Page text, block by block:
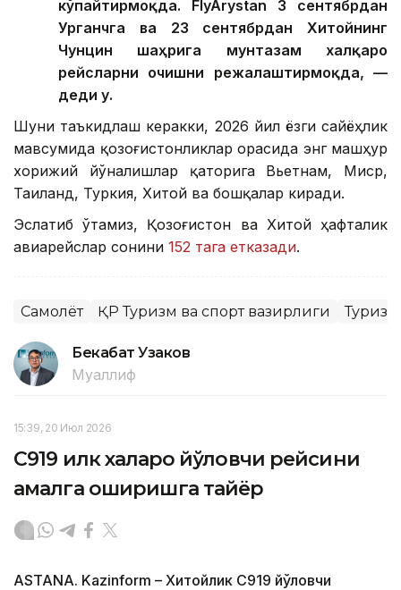
кўпайтирмоқда. FlyArystan 3 сентябрдан
Урганчга ва 23 сентябрдан Хитойнинг
Чунцин шаҳрига мунтазам халқаро
рейсларни очишни режалаштирмоқда, —
деди у.
Шуни таъкидлаш керакки, 2026 йил ёзги сайёҳлик
мавсумида қозоғистонликлар орасида энг машҳур
хорижий йўналишлар қаторига Вьетнам, Миср,
Таиланд, Туркия, Хитой ва бошқалар киради.
Эслатиб ўтамиз, Қозоғистон ва Хитой ҳафталик
авиарейслар сонини 152 тага етказади.
Самолёт ҚР Туризм ва спорт вазирлиги Туризм
Бекабат Узаков
Муаллиф
15:39, 20 Июл 2026
C919 илк халқаро йўловчи рейсини
амалга оширишга тайёр
ASTANA. Kazinform – Хитойлик C919 йўловчи